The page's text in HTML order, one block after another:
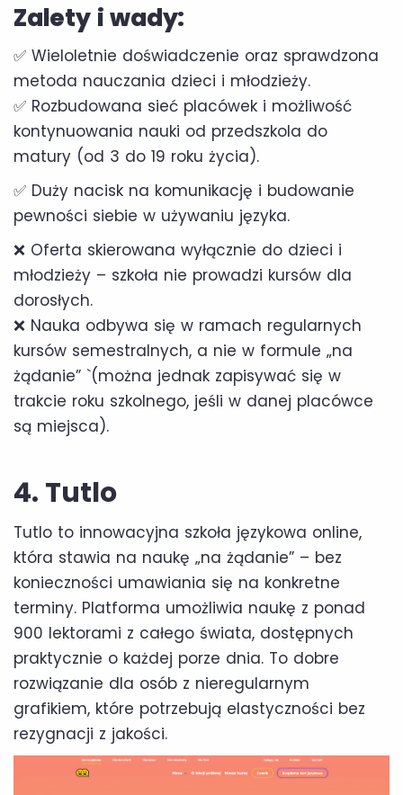
Zalety i wady:
✅ Wieloletnie doświadczenie oraz sprawdzona
metoda nauczania dzieci i młodzieży.
✅ Rozbudowana sieć placówek i możliwość
kontynuowania nauki od przedszkola do
matury (od 3 do 19 roku życia).
✅ Duży nacisk na komunikację i budowanie
pewności siebie w używaniu języka.
❌ Oferta skierowana wyłącznie do dzieci i
młodzieży – szkoła nie prowadzi kursów dla
dorosłych.
❌ Nauka odbywa się w ramach regularnych
kursów semestralnych, a nie w formule „na
żądanie” `(można jednak zapisywać się w
trakcie roku szkolnego, jeśli w danej placówce
są miejsca).
4. Tutlo
Tutlo to innowacyjna szkoła językowa online,
która stawia na naukę „na żądanie” – bez
konieczności umawiania się na konkretne
terminy. Platforma umożliwia naukę z ponad
900 lektorami z całego świata, dostępnych
praktycznie o każdej porze dnia. To dobre
rozwiązanie dla osób z nieregularnym
grafikiem, które potrzebują elastyczności bez
rezygnacji z jakości.